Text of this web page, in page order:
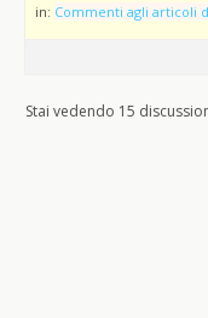
in: Commenti agli articoli
Stai vedendo 15